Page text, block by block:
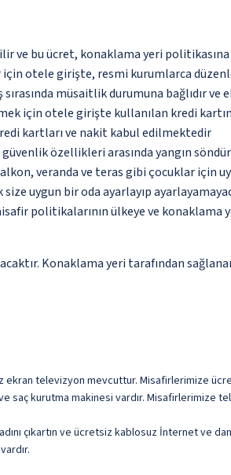
ve bu ücret, konaklama yeri
için otele girişte, resmi kurumlarca
müsaitlik durumuna bağlıdır
için otele girişte kullanılan kredi
kartları ve nakit kabul edilmektedir
özellikleri arasında yangın
veranda ve teras gibi çocuklar için
uygun bir oda ayarlayıp
politikalarının ülkeye ve
Konaklama yeri tarafından
ekran televizyon mevcuttur. Misafirlerimize
kurutma makinesi vardır. Misafirlerimize
çıkartın ve ücretsiz kablosuz İnternet ve